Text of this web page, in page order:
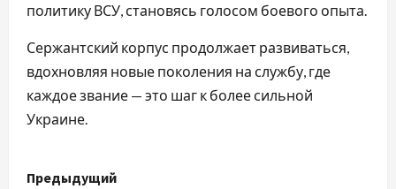
политику ВСУ, становясь голосом боевого опыта.
Сержантский корпус продолжает развиваться,
вдохновляя новые поколения на службу, где
каждое звание — это шаг к более сильной
Украине.
Н
Предыдущий